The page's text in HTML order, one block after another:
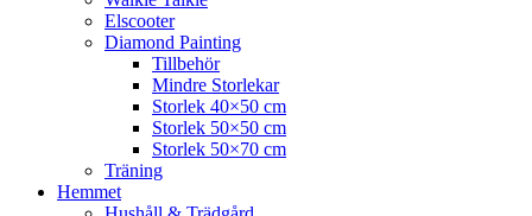
Elscooter
Diamond Painting
Tillbehör
Mindre Storlekar
Storlek 40×50 cm
Storlek 50×50 cm
Storlek 50×70 cm
Träning
Hemmet